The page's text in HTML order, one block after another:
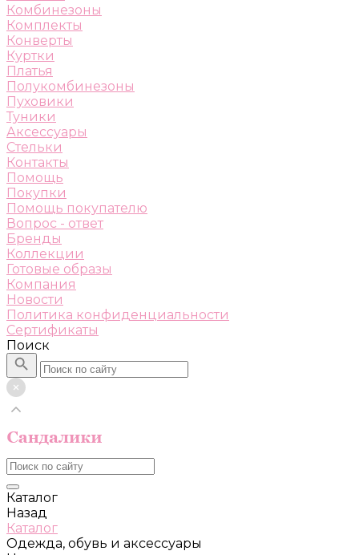
Комбинезоны
Комплекты
Конверты
Куртки
Платья
Полукомбинезоны
Пуховики
Туники
Аксессуары
Стельки
Контакты
Помощь
Покупки
Помощь покупателю
Вопрос - ответ
Бренды
Коллекции
Готовые образы
Компания
Новости
Политика конфиденциальности
Сертификаты
Поиск
Каталог
Назад
Каталог
Одежда, обувь и аксессуары